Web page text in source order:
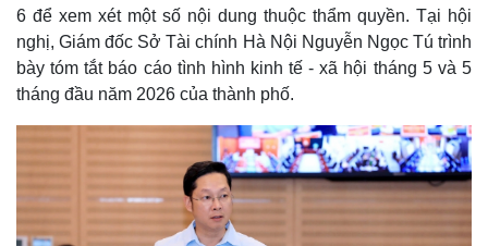
6 để xem xét một số nội dung thuộc thẩm quyền. Tại hội
nghị, Giám đốc Sở Tài chính Hà Nội Nguyễn Ngọc Tú trình
bày tóm tắt báo cáo tình hình kinh tế - xã hội tháng 5 và 5
tháng đầu năm 2026 của thành phố.